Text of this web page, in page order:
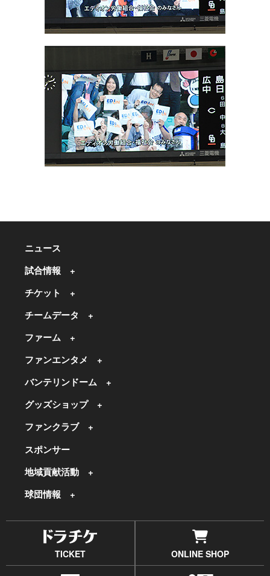
ニュース
試合情報
チケット
チームデータ
ファーム
ファンエンタメ
バンテリンドーム
グッズショップ
ファンクラブ
スポンサー
地域貢献活動
球団情報
TICKET ONLINE SHOP